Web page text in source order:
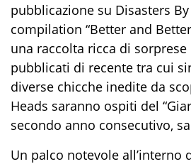
pubblicazione su Disasters
compilation “Better and
una raccolta ricca di sorprese
pubblicati di recente tra cui
diverse chicche inedite da
Heads saranno ospiti del
secondo anno consecutivo,
Un palco notevole all’interno